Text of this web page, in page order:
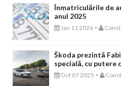
Înmatriculările de
anul 2025
Jan 11 2026 -
Škoda prezintă
specială, cu putere
Oct 07 2025 -